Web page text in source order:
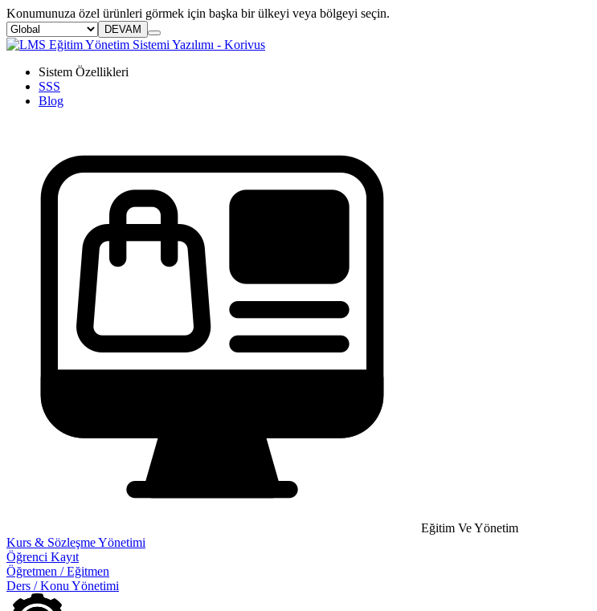
Konumunuza özel ürünleri görmek için başka bir ülkeyi veya bölgeyi seçin.
DEVAM
Sistem Özellikleri
SSS
Blog
Eğitim Ve Yönetim
Kurs & Sözleşme Yönetimi
Öğrenci Kayıt
Öğretmen / Eğitmen
Ders / Konu Yönetimi